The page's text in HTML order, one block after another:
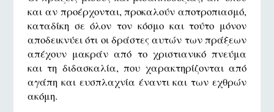
και αν προέρχονται, προκαλούν αποτροπιασμό,
καταδίκη σε όλον τον κόσμο και τούτο μόνον
αποδεικνύει ότι οι δράστες αυτών των πράξεων
απέχουν μακράν από το χριστιανικό πνεύμα
και τη διδασκαλία, που χαρακτηρίζονται από
αγάπη και ευσπλαχνία έναντι και των εχθρών
ακόμη.